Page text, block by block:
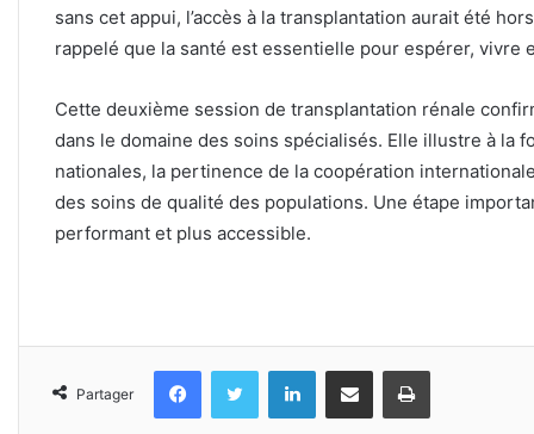
sans cet appui, l’accès à la transplantation aurait été
rappelé que la santé est essentielle pour espérer, vivre
Cette deuxième session de transplantation rénale
dans le domaine des soins spécialisés. Elle illustre à la
nationales, la pertinence de la coopération
des soins de qualité des populations. Une étape
performant et plus accessible.
Partager
FacebookTwitter LinkedinPartager par email Imprimer